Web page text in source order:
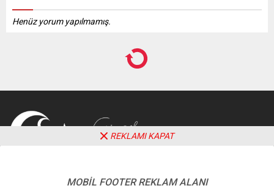
Henüz yorum yapılmamış.
REKLAMI KAPAT
MOBİL FOOTER REKLAM ALANI